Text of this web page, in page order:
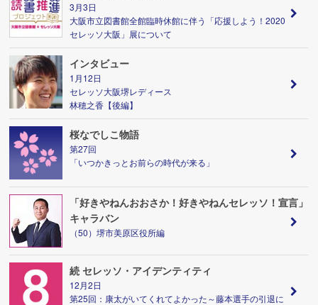
3月3日
大阪市立図書館全館臨時休館に伴う「応援しよう！2020
セレッソ大阪」展について
インタビュー
1月12日
セレッソ大阪堺レディース
林穂之香【後編】
桜なでしこ物語
第27回
「いつかきっとお前らの時代が来る」
「好きやねんおおさか！好きやねんセレッソ！宣言」
キャラバン
（50）堺市美原区役所編
続 セレッソ・アイデンティティ
12月2日
第25回：康太がいてくれてよかった～藤本選手の引退に